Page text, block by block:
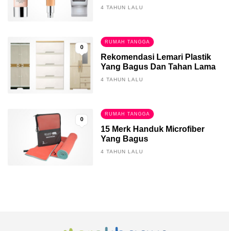
4 TAHUN LALU
0
RUMAH TANGGA
Rekomendasi Lemari Plastik
Yang Bagus Dan Tahan Lama
4 TAHUN LALU
0
RUMAH TANGGA
15 Merk Handuk Microfiber
Yang Bagus
4 TAHUN LALU